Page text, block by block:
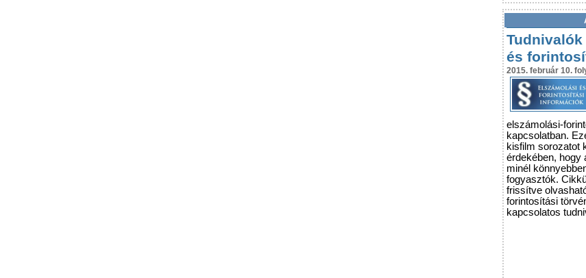
és
2015. február 10.
elszámolási-
kapcsolatban.
kisfilm sorozatot
érdekében, hogy
minél
fogyasztók.
frissítve
forintosítási
kapcsolatos